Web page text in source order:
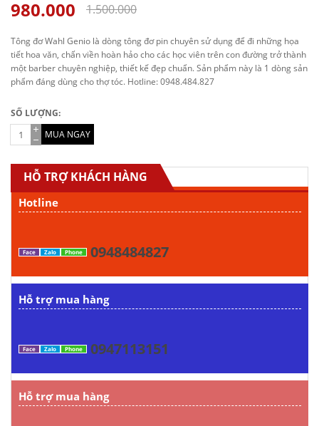
1.500.000
980.000
Tông đơ Wahl Genio là dòng tông đơ pin chuyên sử dụng để đi những họa
tiết hoa văn, chấn viền hoàn hảo cho các học viên trên con đường trở thành
một barber chuyên nghiệp, thiết kế đẹp chuẩn. Sản phẩm này là 1 dòng sản
phẩm đáng dùng cho thợ tóc. Hotline: 0948.484.827
SỐ LƯỢNG:
MUA NGAY
HỖ TRỢ KHÁCH HÀNG
Hotline
Face Zalo Phone 0948484827
Hỗ trợ mua hàng
Face Zalo Phone 0947113151
Hỗ trợ mua hàng